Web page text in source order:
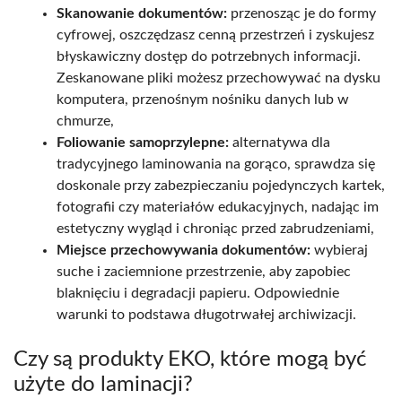
Skanowanie dokumentów: przenosząc je do formy
cyfrowej, oszczędzasz cenną przestrzeń i zyskujesz
błyskawiczny dostęp do potrzebnych informacji.
Zeskanowane pliki możesz przechowywać na dysku
komputera, przenośnym nośniku danych lub w
chmurze,
Foliowanie samoprzylepne: alternatywa dla
tradycyjnego laminowania na gorąco, sprawdza się
doskonale przy zabezpieczaniu pojedynczych kartek,
fotografii czy materiałów edukacyjnych, nadając im
estetyczny wygląd i chroniąc przed zabrudzeniami,
Miejsce przechowywania dokumentów: wybieraj
suche i zaciemnione przestrzenie, aby zapobiec
blaknięciu i degradacji papieru. Odpowiednie
warunki to podstawa długotrwałej archiwizacji.
Czy są produkty EKO, które mogą być
użyte do laminacji?